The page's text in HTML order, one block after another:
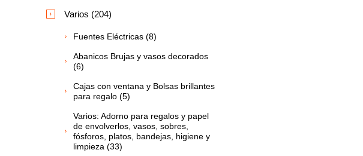
Varios (204)
Fuentes Eléctricas (8)
Abanicos Brujas y vasos decorados
(6)
Cajas con ventana y Bolsas brillantes
para regalo (5)
Varios: Adorno para regalos y papel
de envolverlos, vasos, sobres,
fósforos, platos, bandejas, higiene y
limpieza (33)